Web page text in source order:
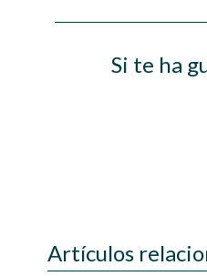
Si te ha
Artículos